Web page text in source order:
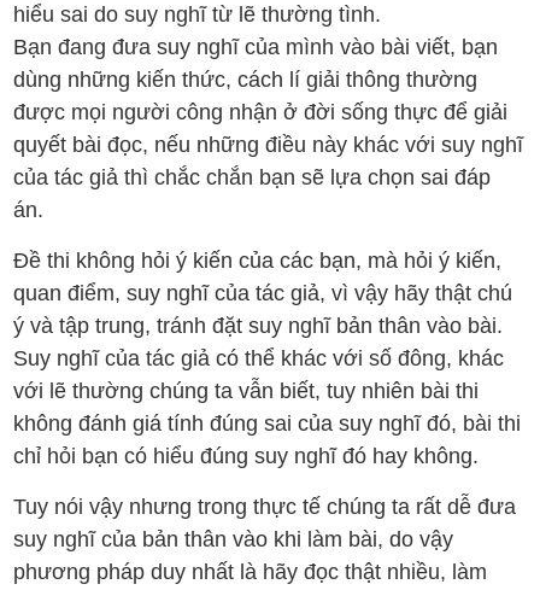
hiểu sai do suy nghĩ từ lẽ thường tình.
Bạn đang đưa suy nghĩ của mình vào bài viết, bạn
dùng những kiến thức, cách lí giải thông thường
được mọi người công nhận ở đời sống thực để giải
quyết bài đọc, nếu những điều này khác với suy nghĩ
của tác giả thì chắc chắn bạn sẽ lựa chọn sai đáp
án.
Đề thi không hỏi ý kiến của các bạn, mà hỏi ý kiến,
quan điểm, suy nghĩ của tác giả, vì vậy hãy thật chú
ý và tập trung, tránh đặt suy nghĩ bản thân vào bài.
Suy nghĩ của tác giả có thể khác với số đông, khác
với lẽ thường chúng ta vẫn biết, tuy nhiên bài thi
không đánh giá tính đúng sai của suy nghĩ đó, bài thi
chỉ hỏi bạn có hiểu đúng suy nghĩ đó hay không.
Tuy nói vậy nhưng trong thực tế chúng ta rất dễ đưa
suy nghĩ của bản thân vào khi làm bài, do vậy
phương pháp duy nhất là hãy đọc thật nhiều, làm